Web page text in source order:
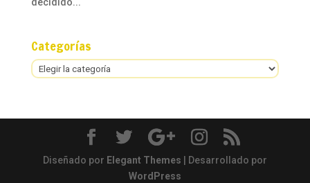
decidido...
Categorías
Categorías
Diseñado por Elegant Themes | Desarrollado por
WordPress